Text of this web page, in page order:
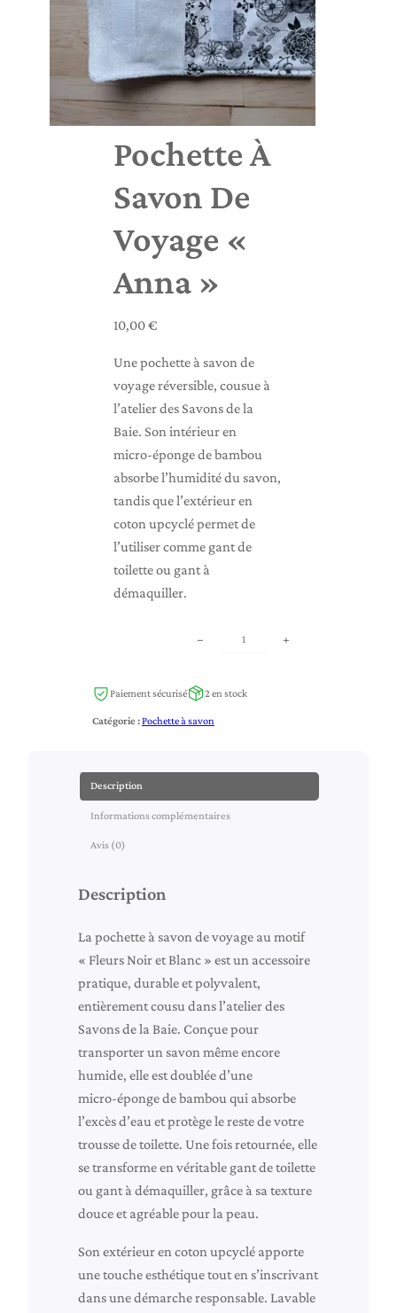
Pochette À
Savon De
Voyage «
Anna »
10,00€
Une pochette à savon de
voyage réversible, cousue à
l’atelier des Savons de la
Baie. Son intérieur en
micro‑éponge de bambou
absorbe l’humidité du savon,
tandis que l’extérieur en
coton upcyclé permet de
l’utiliser comme gant de
toilette ou gant à
démaquiller.
t
t
é
d
h
e
t
t
e
à
s
a
v
o
n
d
e
o
y
a
− +
Paiement sécurisé 2 en stock
Catégorie :Pochette à savon
Description
Informations complémentaires
Avis (0)
Description
La pochette à savon de voyage au motif
« Fleurs Noir et Blanc » est un accessoire
pratique, durable et polyvalent,
entièrement cousu dans l’atelier des
Savons de la Baie. Conçue pour
transporter un savon même encore
humide, elle est doublée d’une
micro‑éponge de bambou qui absorbe
l’excès d’eau et protège le reste de votre
trousse de toilette. Une fois retournée, elle
se transforme en véritable gant de toilette
ou gant à démaquiller, grâce à sa texture
douce et agréable pour la peau.
Son extérieur en coton upcyclé apporte
une touche esthétique tout en s’inscrivant
dans une démarche responsable. Lavable